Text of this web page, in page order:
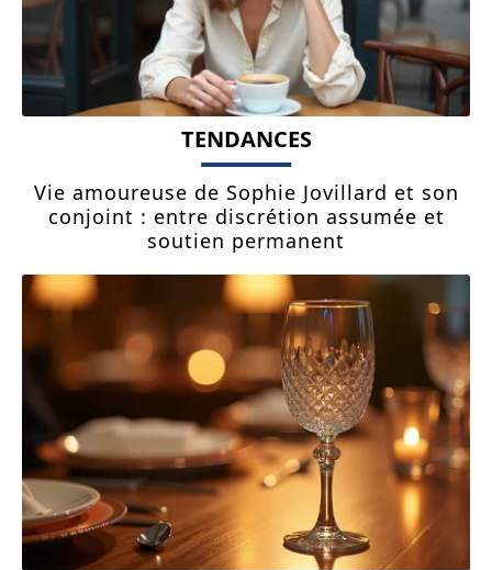
TENDANCES
Vie amoureuse de Sophie Jovillard et son
conjoint : entre discrétion assumée et
soutien permanent